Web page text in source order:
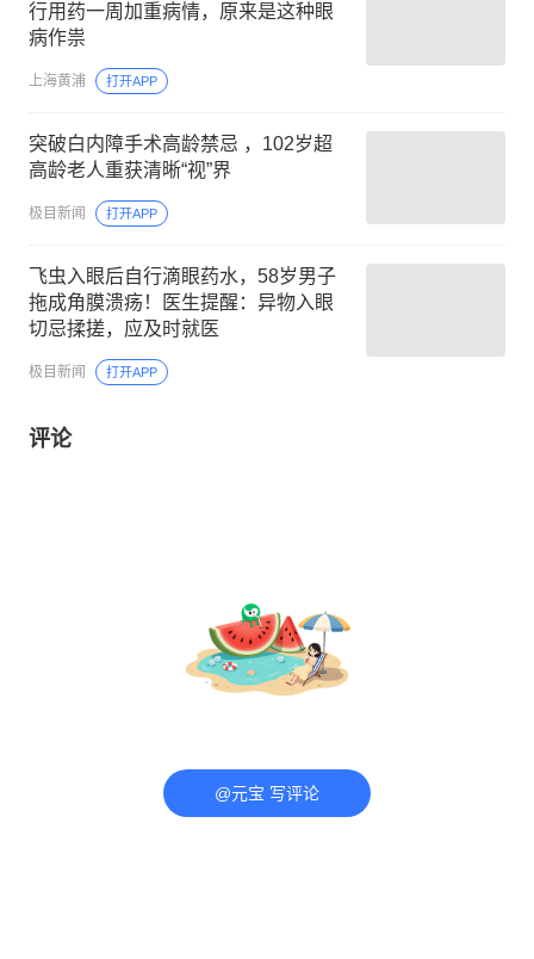
行用药一周加重病情，原来是这种眼
病作祟
上海黄浦 打开APP
突破白内障手术高龄禁忌 ，102岁超
高龄老人重获清晰“视”界
极目新闻 打开APP
飞虫入眼后自行滴眼药水，58岁男子
拖成角膜溃疡！医生提醒：异物入眼
切忌揉搓，应及时就医
极目新闻 打开APP
评论
@元宝 写评论